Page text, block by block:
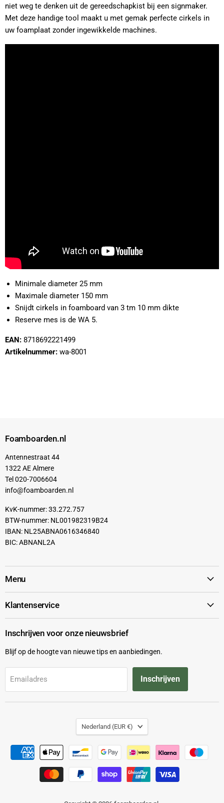
niet weg te denken uit de gereedschapkist bij een signmaker.
Met deze handige tool maakt u met gemak perfecte cirkels in
uw foamplaat zonder ingewikkelde machines.
Minimale diameter 25 mm
Maximale diameter 150 mm
Snijdt cirkels in foamboard van 3 tm 10 mm dikte
Reserve mes is de WA 5.
EAN: 8718692221499
Artikelnummer: wa-8001
Foamboarden.nl
Antennestraat 44
1322 AE Almere
Tel 020-7006604
info@foamboarden.nl
KvK-nummer: 33.272.757
BTW-nummer: NL001982319B24
IBAN: NL25ABNA0616346840
BIC: ABNANL2A
Menu
Klantenservice
Inschrijven voor onze nieuwsbrief
Blijf op de hoogte van nieuwe tips en aanbiedingen.
Emailadres Inschrijven
Land
Nederland (EUR €)